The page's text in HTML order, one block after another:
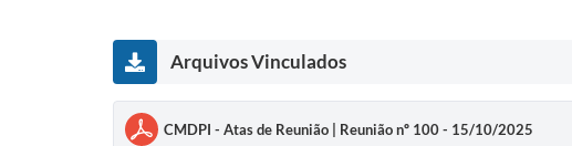
Arquivos Vinculados
CMDPI - Atas de Reunião | Reunião nº 100 - 15/10/2025